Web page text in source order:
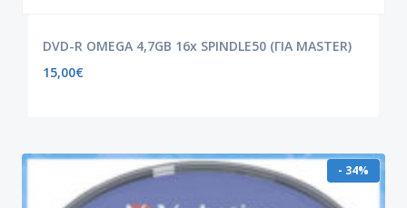
DVD-R OMEGA 4,7GB 16x SPINDLE50 (ΓΙΑ MASTER)
15,00€
- 34%